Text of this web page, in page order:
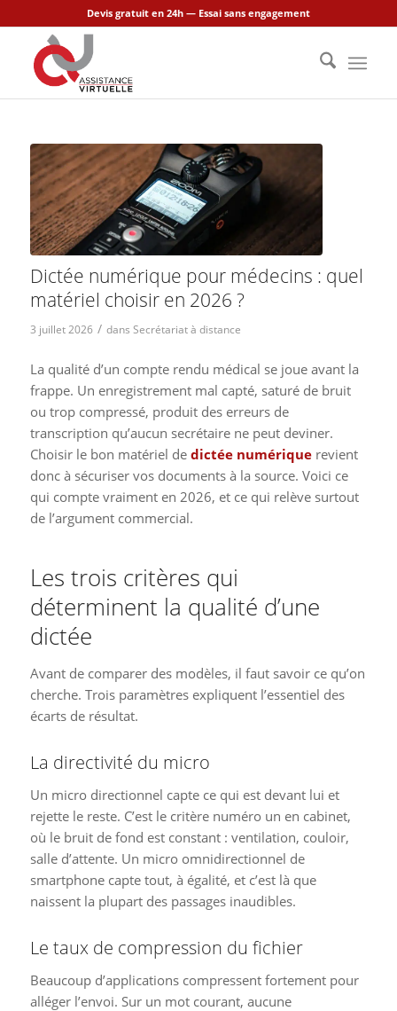
Devis gratuit en 24h — Essai sans engagement
Dictée numérique pour médecins : quel
matériel choisir en 2026 ?
3 juillet 2026 / dans Secrétariat à distance
La qualité d’un compte rendu médical se joue avant la
frappe. Un enregistrement mal capté, saturé de bruit
ou trop compressé, produit des erreurs de
transcription qu’aucun secrétaire ne peut deviner.
Choisir le bon matériel de dictée numériquerevient
donc à sécuriser vos documents à la source. Voici ce
qui compte vraiment en 2026, et ce qui relève surtout
de l’argument commercial.
Les trois critères qui
déterminent la qualité d’une
dictée
Avant de comparer des modèles, il faut savoir ce qu’on
cherche. Trois paramètres expliquent l’essentiel des
écarts de résultat.
La directivité du micro
Un micro directionnel capte ce qui est devant lui et
rejette le reste. C’est le critère numéro un en cabinet,
où le bruit de fond est constant : ventilation, couloir,
salle d’attente. Un micro omnidirectionnel de
smartphone capte tout, à égalité, et c’est là que
naissent la plupart des passages inaudibles.
Le taux de compression du fichier
Beaucoup d’applications compressent fortement pour
alléger l’envoi. Sur un mot courant, aucune